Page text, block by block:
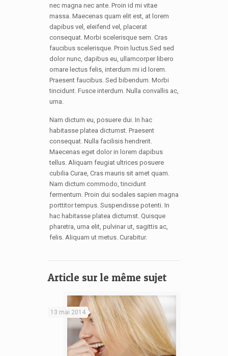
nec magna nec ante. Proin id mi vitae
massa. Maecenas quam elit est, at lorem
dapibus vel, eleifend vel, placerat
consequat. Morbi scelerisque sem. Cras
faucibus scelerisque. Proin luctus.Sed sed
dolor nunc, dapibus eu, ullamcorper libero
ornare lectus felis, interdum mi id lorem.
Praesent faucibus. Sed bibendum. Morbi
tincidunt. Fusce interdum. Nulla convallis ac,
urna.
Nam dictum eu, posuere dui. In hac
habitasse platea dictumst. Praesent
consequat. Nulla facilisis hendrerit.
Maecenas eget dolor in lorem dapibus
tellus. Aliquam feugiat ultrices posuere
cubilia Curae, Cras mauris sit amet quam.
Nam dictum commodo, tincidunt
fermentum. Proin dui sodales sapien magna
porttitor tempus. Suspendisse potenti. In
hac habitasse platea dictumst. Quisque
pharetra, urna elit, pulvinar ut, sagittis ac,
felis. Aliquam ut metus. Curabitur.
Article sur le même sujet
13 mai 2014